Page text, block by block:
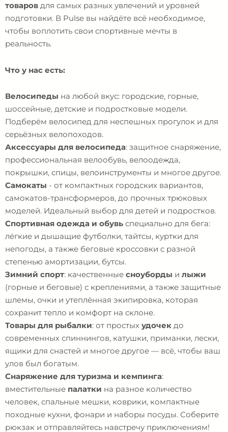
товаров для самых разных увлечений и уровней
подготовки. В Pulse вы найдёте всё необходимое,
чтобы воплотить свои спортивные мечты в
реальность.
Что у нас есть:
Велосипеды на любой вкус: городские, горные,
шоссейные, детские и подростковые модели.
Подберём велосипед для неспешных прогулок и для
серьёзных велопоходов.
Аксессуары для велосипеда: защитное снаряжение,
профессиональная велообувь, велоодежда,
покрышки, спицы, велоинструменты и многое другое.
Самокаты - от компактных городских вариантов,
самокатов-трансформеров, до прочных трюковых
моделей. Идеальный выбор для детей и подростков.
Спортивная одежда и обувь специально для бега:
лёгкие и дышащие футболки, тайтсы, куртки для
непогоды, а также беговые кроссовки с разной
степенью амортизации, бутсы.
Зимний спорт: качественные сноуборды и лыжи
(горные и беговые) с креплениями, а также защитные
шлемы, очки и утеплённая экипировка, которая
сохранит тепло и комфорт на склоне.
Товары для рыбалки: от простых удочек до
современных спиннингов, катушки, приманки, лески,
ящики для снастей и многое другое — всё, чтобы ваш
улов был богатым.
Снаряжение для туризма и кемпинга:
вместительные палатки на разное количество
человек, спальные мешки, коврики, компактные
походные кухни, фонари и наборы посуды. Соберите
рюкзак и отправляйтесь навстречу приключениям!